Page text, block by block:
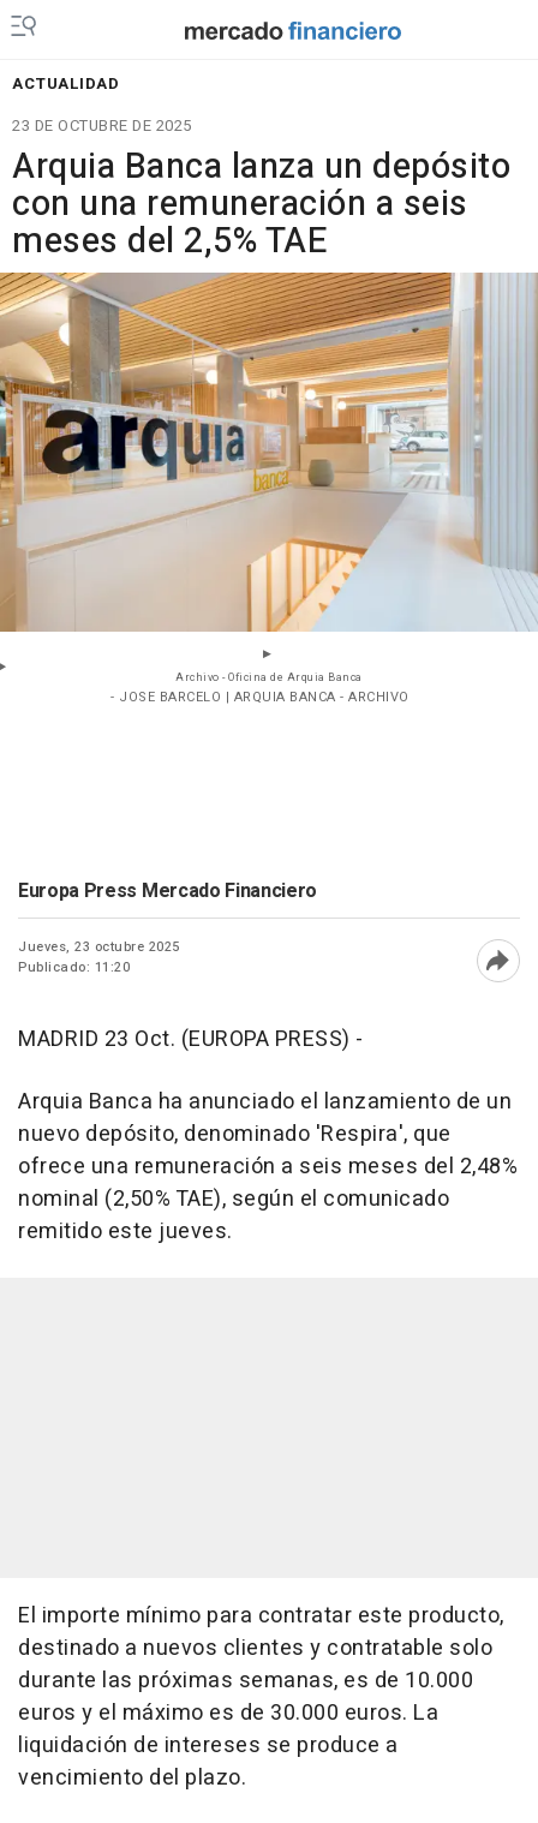
ACTUALIDAD
23 DE OCTUBRE DE 2025
Arquia Banca lanza un depósito
con una remuneración a seis
meses del 2,5% TAE
Archivo - Oficina de Arquia Banca
- JOSE BARCELO | ARQUIA BANCA - ARCHIVO
Europa Press Mercado Financiero
Jueves, 23 octubre 2025
Publicado: 11:20
MADRID 23 Oct. (EUROPA PRESS) -
Arquia Banca ha anunciado el lanzamiento de un
nuevo depósito, denominado 'Respira', que
ofrece una remuneración a seis meses del 2,48%
nominal (2,50% TAE), según el comunicado
remitido este jueves.
El importe mínimo para contratar este producto,
destinado a nuevos clientes y contratable solo
durante las próximas semanas, es de 10.000
euros y el máximo es de 30.000 euros. La
liquidación de intereses se produce a
vencimiento del plazo.